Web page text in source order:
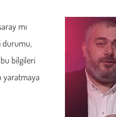
mı
durumu,
bilgileri
yaratmaya